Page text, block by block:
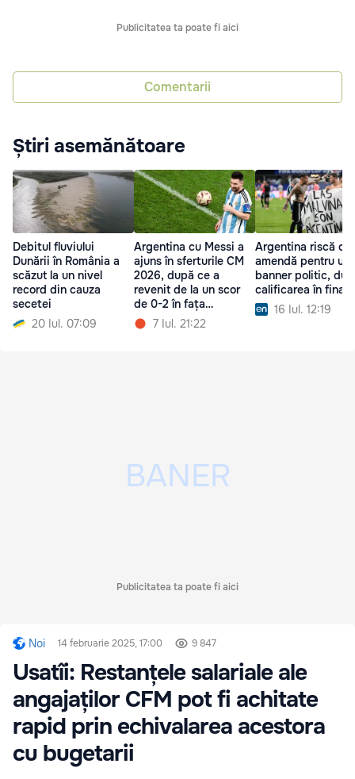
Publicitatea ta poate fi aici
Comentarii
Știri asemănătoare
Debitul fluviului
Dunării în România a
scăzut la un nivel
record din cauza
secetei
20 Iul. 07:09
Argentina cu Messi a
ajuns în sferturile CM
2026, după ce a
revenit de la un scor
de 0-2 în fața
Egiptului
7 Iul. 21:22
Argentina riscă o
amendă pentru un
banner politic,
calificarea în finală
16 Iul. 12:19
Publicitatea ta poate fi aici
Noi 14 februarie 2025, 17:00 9 847
Usatîi: Restanțele salariale ale
angajaților CFM pot fi achitate
rapid prin echivalarea acestora
cu bugetarii